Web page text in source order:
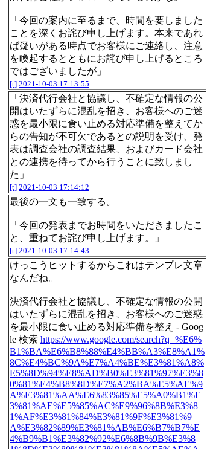
「今回の案内に至るまで、時間を要しました
ことを深くお詫び申し上げます。本来であれ
ば疑いがある時点でお客様にご連絡し、注意
を喚起するとともにお詫び申し上げるところ
ではございましたが」
[t] 2021-10-03 17:13:55
「決済代行会社と協議し、不確定な情報の公
開はいたずらに混乱を招き、お客様へのご迷
惑を最小限に食い止める対応準備を整えてか
らの告知が不可欠であるとの説明を受け、発
表は調査会社の調査結果、およびカード会社
との連携を待ってから行うことに致しまし
た」
[t] 2021-10-03 17:14:12
最後の一文も一致する。
「今回の発表までお時間をいただきましたこ
と、重ねてお詫び申し上げます。」
[t] 2021-10-03 17:14:43
けっこうヒットするからこれはテンプレ文章
なんだね。
決済代行会社と協議し、不確定な情報の公開
はいたずらに混乱を招き、お客様へのご迷惑
を最小限に食い止める対応準備を整え - Goog
le 検索 https://www.google.com/search?q=%E6%
B1%BA%E6%B8%88%E4%BB%A3%E8%A1%
8C%E4%BC%9A%E7%A4%BE%E3%81%A8%
E5%8D%94%E8%AD%B0%E3%81%97%E3%8
0%81%E4%B8%8D%E7%A2%BA%E5%AE%9
A%E3%81%AA%E6%83%85%E5%A0%B1%E
3%81%AE%E5%85%AC%E9%96%8B%E3%8
1%AF%E3%81%84%E3%81%9F%E3%81%9
A%E3%82%89%E3%81%AB%E6%B7%B7%E
4%B9%B1%E3%82%92%E6%8B%9B%E3%8